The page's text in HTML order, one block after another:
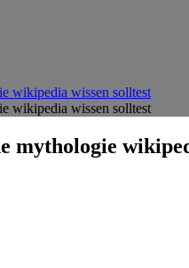
wikipedia wissen solltest
wikipedia wissen solltest
mythologie